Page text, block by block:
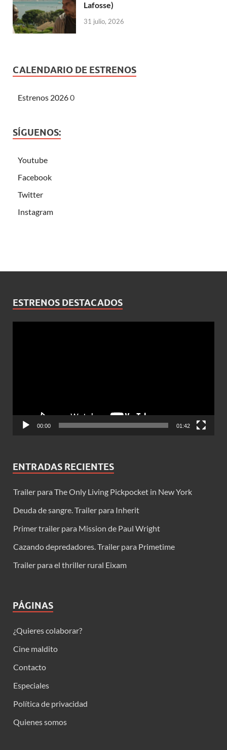
Lafosse)
31 julio, 2026
CALENDARIO DE ESTRENOS
Estrenos 20260
SÍGUENOS:
Youtube
Facebook
Twitter
Instagram
ESTRENOS DESTACADOS
00:00 01:42
ENTRADAS RECIENTES
Trailer para The Only Living Pickpocket in New York
Deuda de sangre. Trailer para Inherit
Primer trailer para Mission de Paul Wright
Cazando depredadores. Trailer para Primetime
Trailer para el thriller rural Eixam
PÁGINAS
¿Quieres colaborar?
Cine maldito
Contacto
Especiales
Política de privacidad
Quienes somos